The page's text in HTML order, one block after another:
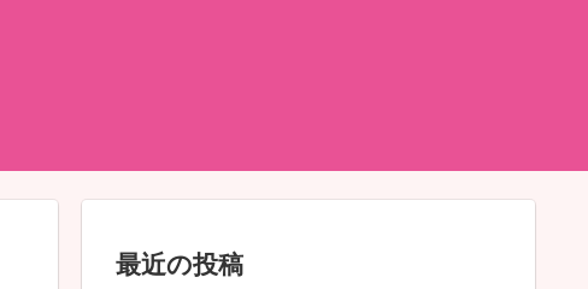
最近の投稿